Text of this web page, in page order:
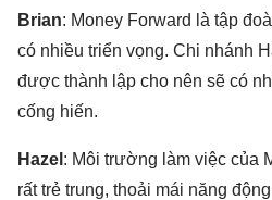
Brian: Money Forward là tập
có nhiều triển vọng. Chi nhánh
được thành lập cho nên sẽ có
cống hiến.
Hazel : Môi trường làm việc của
rất trẻ trung, thoải mái năng